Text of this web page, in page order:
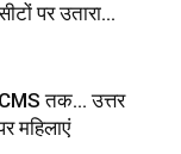
पर उतारा…
तक… उत्तर
महिलाएं